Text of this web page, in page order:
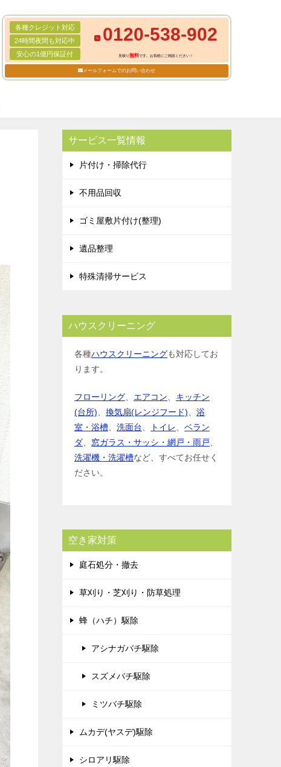
各種クレジット対応
24時間夜間も対応中
安心の1億円保証付
0120-538-902
見積り無料です。お気軽にご相談ください！
メールフォームでのお問い合わせ
サービス一覧情報
片付け・掃除代行
不用品回収
ゴミ屋敷片付け(整理)
遺品整理
特殊清掃サービス
ハウスクリーニング
各種ハウスクリーニングも対応してお
ります。
フローリング エアコン
キッチン
(台所)
換気扇(レンジフード)
浴
室・浴槽
洗面台 トイレ
ベラン
ダ
窓ガラス・サッシ・網戸・雨戸
洗濯機・洗濯槽など、すべてお任せく
ださい。
空き家対策
庭石処分・撤去
草刈り・芝刈り・防草処理
蜂（ハチ）駆除
アシナガバチ駆除
スズメバチ駆除
ミツバチ駆除
ムカデ(ヤスデ)駆除
シロアリ駆除